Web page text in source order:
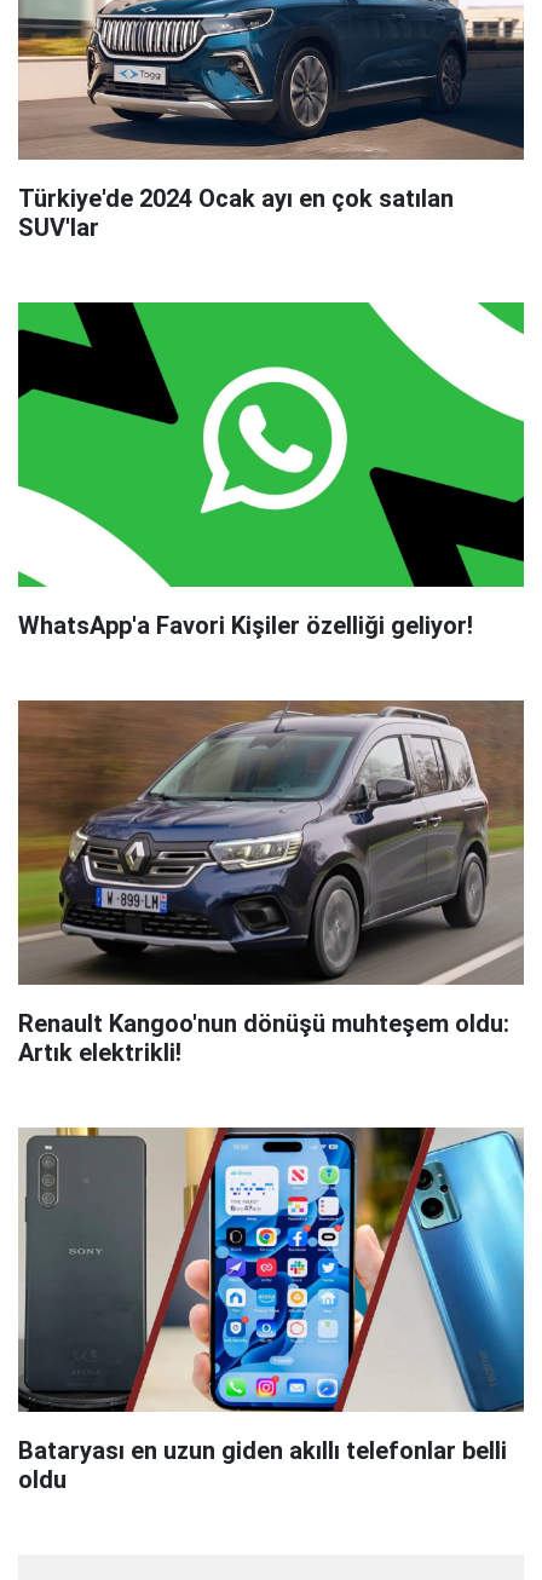
Türkiye'de 2024 Ocak ayı en çok satılan
SUV'lar
WhatsApp'a Favori Kişiler özelliği geliyor!
Renault Kangoo'nun dönüşü muhteşem oldu:
Artık elektrikli!
Bataryası en uzun giden akıllı telefonlar belli
oldu